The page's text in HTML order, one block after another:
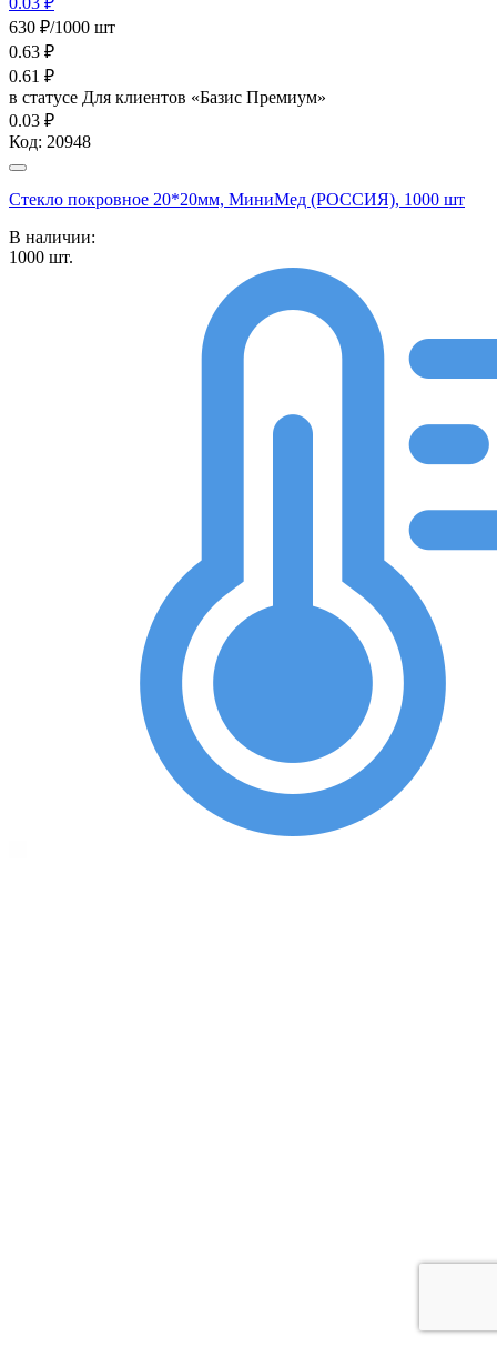
630 ₽/1000 шт
0.63 ₽
0.61 ₽
в статусе Для клиентов «Базис Премиум»
0.03 ₽
Код: 20948
Стекло покровное 20*20мм, МиниМед (РОССИЯ), 1000 шт
В наличии:
1000 шт.